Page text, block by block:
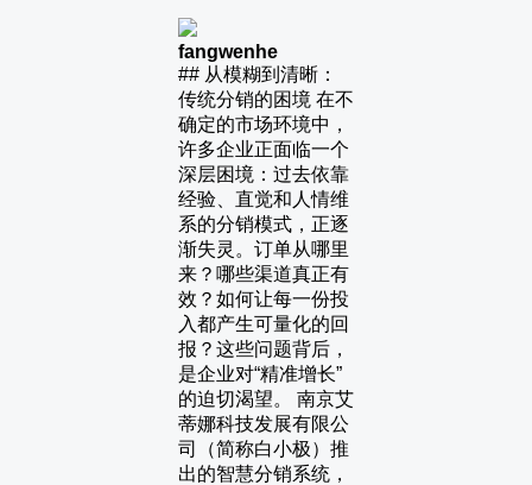
fangwenhe
## 从模糊到清晰：
传统分销的困境 在不
确定的市场环境中，
许多企业正面临一个
深层困境：过去依靠
经验、直觉和人情维
系的分销模式，正逐
渐失灵。订单从哪里
来？哪些渠道真正有
效？如何让每一份投
入都产生可量化的回
报？这些问题背后，
是企业对“精准增长”
的迫切渴望。 南京艾
蒂娜科技发展有限公
司（简称白小极）推
出的智慧分销系统，